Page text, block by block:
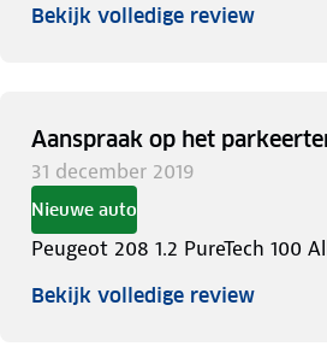
Bekijk volledige review
Aanspraak op het
31 december 2019
Nieuwe auto
Peugeot 208 1.2 PureTech 100
Bekijk volledige review